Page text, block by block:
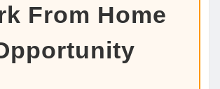
From Home